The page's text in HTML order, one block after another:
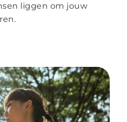
liggen om jouw